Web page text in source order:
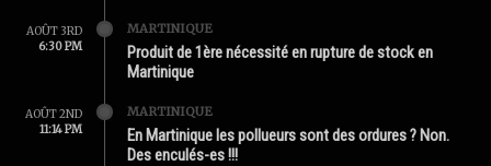
AOÛT 3RD
6:30 PM
MARTINIQUE
Produit de 1ère nécessité en rupture de stock en
Martinique
AOÛT 2ND
11:14 PM
MARTINIQUE
En Martinique les pollueurs sont des ordures ? Non.
Des enculés-es !!!